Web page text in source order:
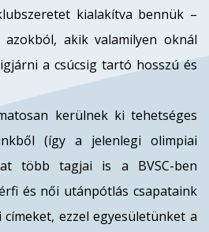
kialakítva bennük –
akik valamilyen oknál
a csúcsig tartó hosszú és
kerülnek ki tehetséges
(így a jelenlegi olimpiai
több tagjai is a BVSC-ben
és női utánpótlás csapataink
ezzel egyesületünket a